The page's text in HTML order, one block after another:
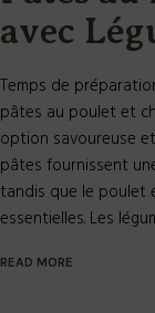
Temps de
option savoureuse
pâtes fournissent
tandis que le poulet
essentielles. Les
READ MORE